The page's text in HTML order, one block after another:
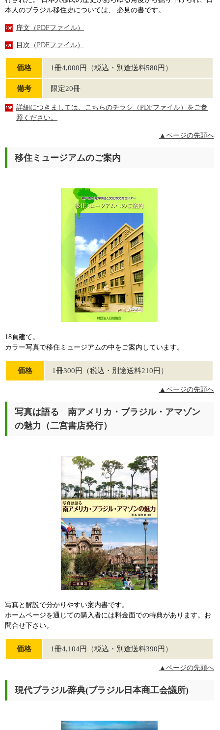
本人のブラジル移住史については、 必見の書です。
序文（PDFファイル）
目次（PDFファイル）
価格 1冊4,000円（税込・別途送料580円）
備考 限定20冊
詳細につきましては、こちらのチラシ（PDFファイル）をご参
照ください。
▲ページの先頭へ
移住ミュージアムのご案内
18頁建て。
カラー写真で移住ミュージアムの中をご案内しています。
価格 1冊300円（税込・別途送料210円）
▲ページの先頭へ
写真は語る 南アメリカ・ブラジル・アマゾン
の魅力（二宮書店発行）
写真と解説で分かりやすい案内書です。
ホームページを通じての購入者には料金面での特典があります。お
問合せ下さい。
価格 1冊4,104円（税込・別途送料390円）
▲ページの先頭へ
現代ブラジル辞典(ブラジル日本商工会議所)